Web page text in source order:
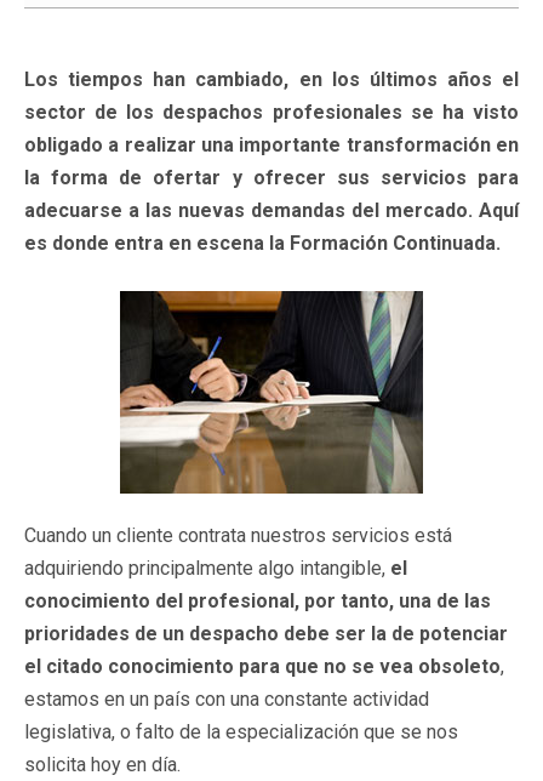
Los tiempos han cambiado, en los últimos años el
sector de los despachos profesionales se ha visto
obligado a realizar una importante transformación en
la forma de ofertar y ofrecer sus servicios para
adecuarse a las nuevas demandas del mercado. Aquí
es donde entra en escena la Formación Continuada.
Cuando un cliente contrata nuestros servicios está
adquiriendo principalmente algo intangible, el
conocimiento del profesional, por tanto, una de las
prioridades de un despacho debe ser la de potenciar
el citado conocimiento para que no se vea obsoleto,
estamos en un país con una constante actividad
legislativa, o falto de la especialización que se nos
solicita hoy en día.